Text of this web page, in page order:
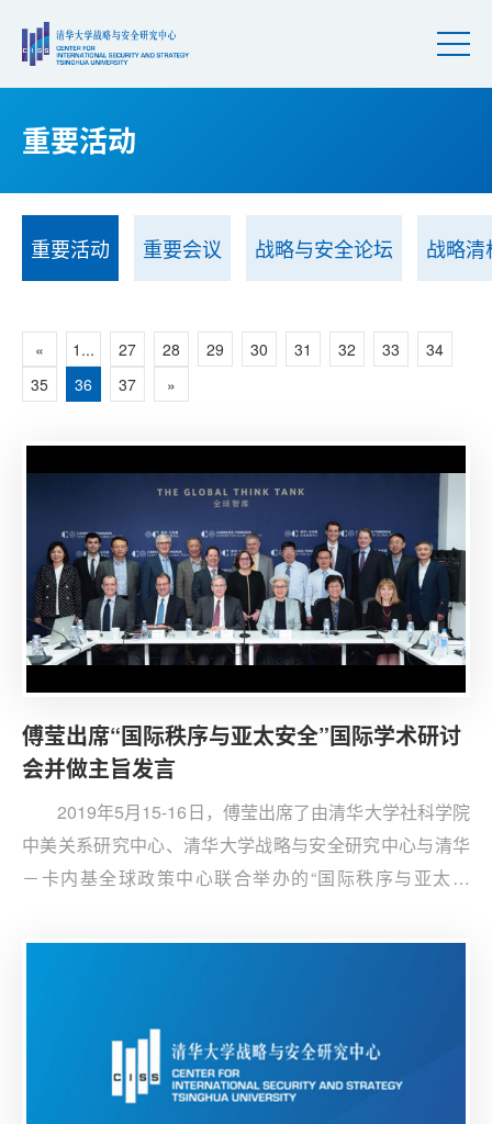
重要活动
重要活动 重要会议 战略与安全论坛 战略
« 1... 27 28 29 30 31 32 33
34
35
36 37 »
傅莹出席“国际秩序与亚太安全”国际学术研讨
会并做主旨发言
2019年5月15-16日，傅莹出席了由清华大学社科学院
中美关系研究中心、清华大学战略与安全研究中心与清华
－卡内基全球政策中心联合举办的“国际秩序与亚太安
序的变革动力与规则演变、亚太地区和平稳定的基础及中